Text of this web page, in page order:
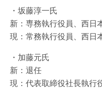
・坂藤淳一氏
新：専務執行役員、西日
現：常務執行役員、西日
・加藤元氏
新：退任
現：代表取締役社長執行